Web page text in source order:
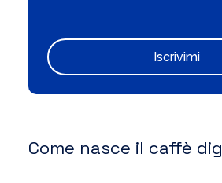
Iscrivimi
Come nasce il caffè